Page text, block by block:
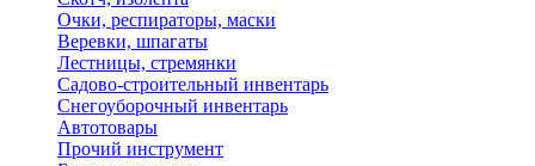
Очки, респираторы, маски
Веревки, шпагаты
Лестницы, стремянки
Садово-строительный инвентарь
Снегоуборочный инвентарь
Автотовары
Прочий инструмент